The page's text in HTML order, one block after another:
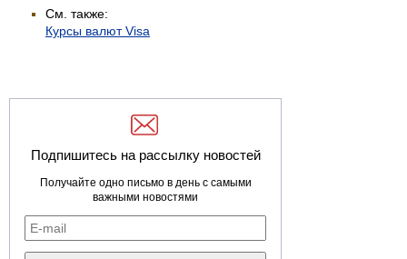
См. также:
Курсы валют Visa
Подпишитесь на рассылку новостей
Получайте одно письмо в день с самыми
важными новостями